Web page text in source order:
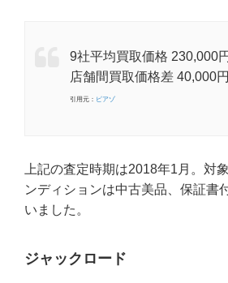
9社平均買取価格 230,000円
店舗間買取価格差 40,000円
引用元： ピアゾ
上記の査定時期は2018年1月。対
ンディションは中古美品、保証書
いました。
ジャックロード